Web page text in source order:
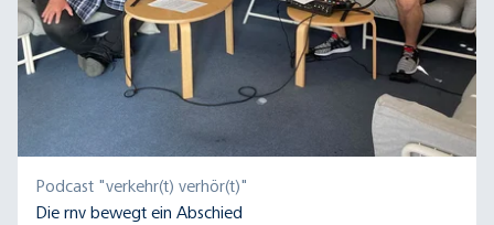
Podcast "verkehr(t) verhör(t)"
Die rnv bewegt ein Abschied